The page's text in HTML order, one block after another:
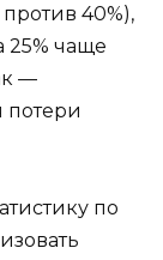
40%),
25% чаще
—
потери
по